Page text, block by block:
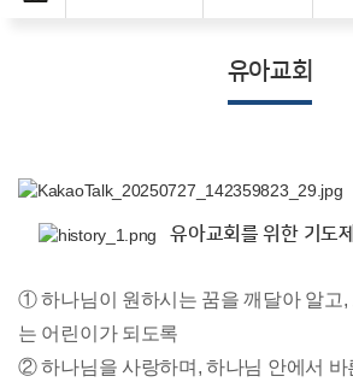
유아교회
유아교회를 위한 기도
① 하나님이 원하시는 꿈을 깨달아 알고,
는 어린이가 되도록
② 하나님을 사랑하며, 하나님 안에서 바